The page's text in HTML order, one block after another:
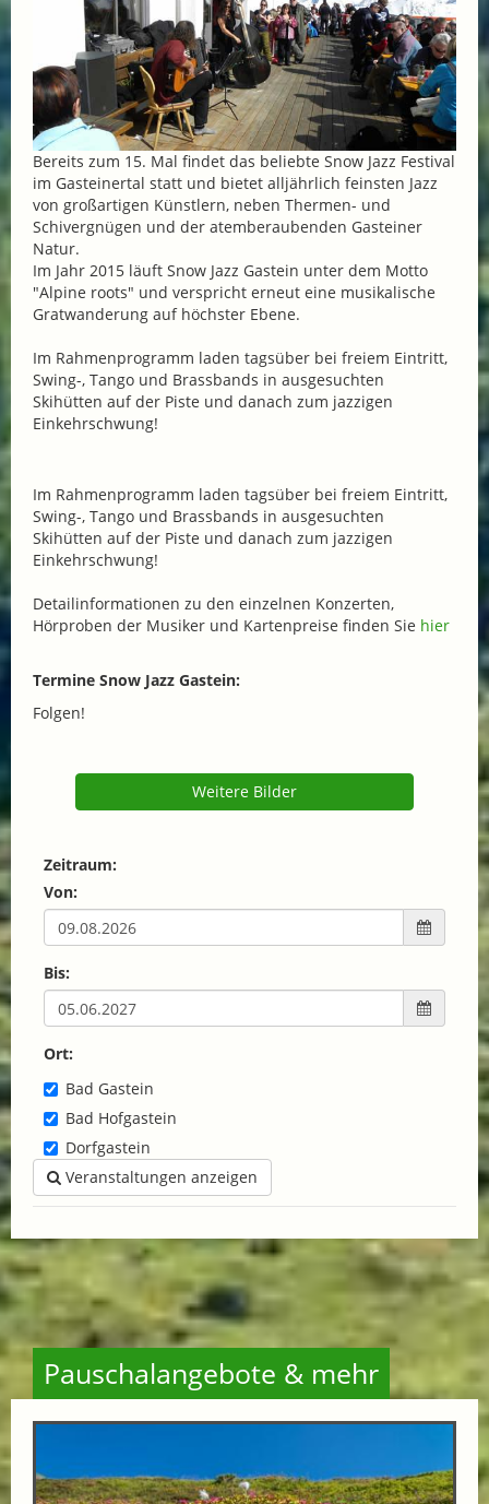
Bereits zum 15. Mal findet das beliebte Snow Jazz Festival
im Gasteinertal statt und bietet alljährlich feinsten Jazz
von großartigen Künstlern, neben Thermen- und
Schivergnügen und der atemberaubenden Gasteiner
Natur.
Im Jahr 2015 läuft Snow Jazz Gastein unter dem Motto
"Alpine roots" und verspricht erneut eine musikalische
Gratwanderung auf höchster Ebene.
Im Rahmenprogramm laden tagsüber bei freiem Eintritt,
Swing-, Tango und Brassbands in ausgesuchten
Skihütten auf der Piste und danach zum jazzigen
Einkehrschwung!
Im Rahmenprogramm laden tagsüber bei freiem Eintritt,
Swing-, Tango und Brassbands in ausgesuchten
Skihütten auf der Piste und danach zum jazzigen
Einkehrschwung!
Detailinformationen zu den einzelnen Konzerten,
Hörproben der Musiker und Kartenpreise finden Sie hier
Termine Snow Jazz Gastein:
Folgen!
Weitere Bilder
Zeitraum:
Von:
Bis:
Ort:
Bad Gastein
Bad Hofgastein
Dorfgastein
Veranstaltungen anzeigen
Pauschalangebote & mehr